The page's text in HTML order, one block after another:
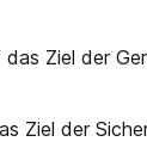
Ziel der
Ziel der